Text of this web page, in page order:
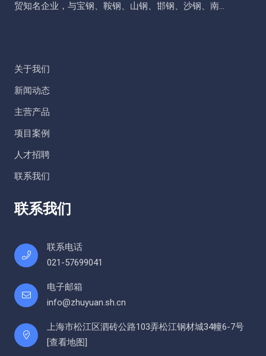
贸知名企业，与宝钢、鞍钢、山钢、邯钢、沙钢、南...
关于我们
新闻动态
主营产品
项目案例
人才招聘
联系我们
联系我们
联系电话
021-57699041
电子邮箱
info@zhuyuan.sh.cn
上海市松江区泗砖公路103弄松江钢材城34幢6-7号
[查看地图]